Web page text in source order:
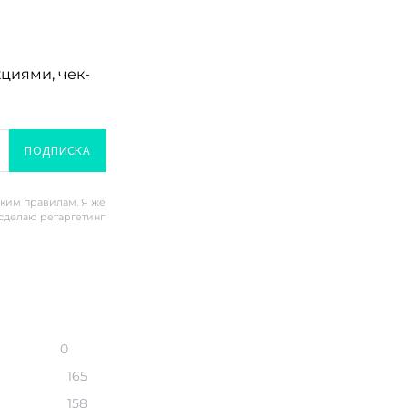
чек-
ПОДПИСКА
правилам. Я же
ретаргетинг
0
165
158